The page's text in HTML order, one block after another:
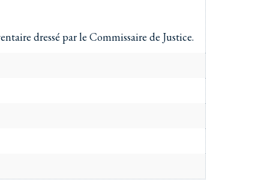
dressé par le Commissaire de Justice.